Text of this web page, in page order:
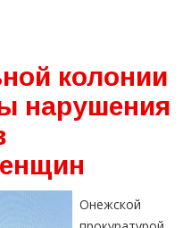
колонии
нарушения
Онежской